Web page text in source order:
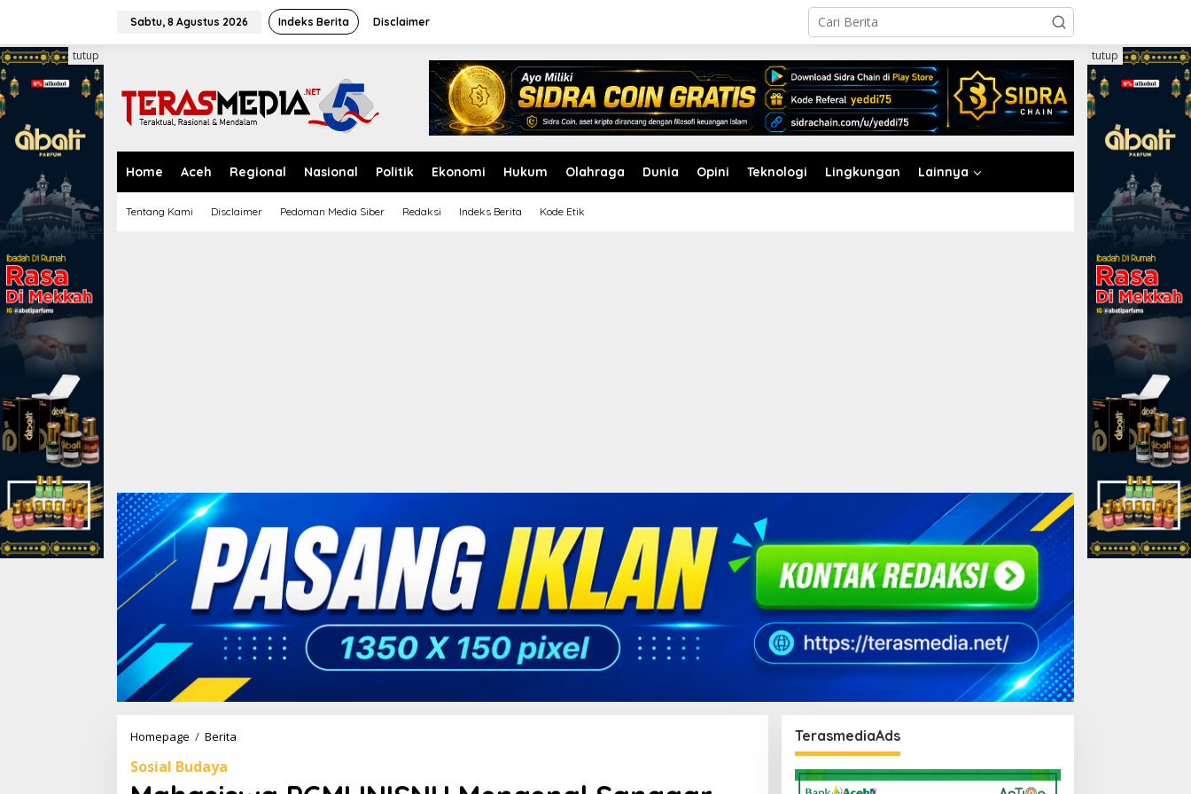
a
t
i
k
e
Sabtu, 8 Agustus 2026 Indeks Berita Disclaimer
Home Aceh Regional Nasional Politik Ekonomi Hukum Olahraga Dunia Opini Teknologi Lingkungan Lainnya
Tentang Kami Disclaimer Pedoman Media Siber Redaksi Indeks Berita Kode Etik
tutup tutup
Homepage / Berita
Sosial Budaya
TerasmediaAds